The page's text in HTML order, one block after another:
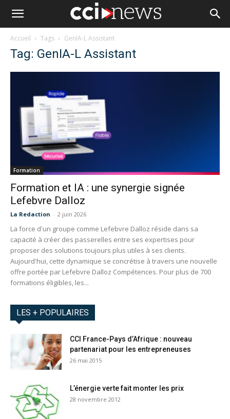
Accueil Tags GenIA-L Assistant
Tag: GenIA-L Assistant
Formation
Formation et IA : une synergie signée
Lefebvre Dalloz
La Redaction - 2 juin 2026
La force d'un groupe comme Lefebvre Dalloz réside dans sa
capacité à créer des passerelles entre ses expertises pour
proposer des solutions toujours plus utiles à ses clients.
Aujourd'hui, cette dynamique se concrétise à travers une nouvelle
offre portée par Lefebvre Dalloz Compétences. Pour plus de 700
formations éligibles, les...
LES + POPULAIRES
CCI France-Pays d’Afrique : nouveau
partenariat pour les entrepreneuses
26 mai 2015
L’énergie verte fait monter les prix
28 novembre 2012